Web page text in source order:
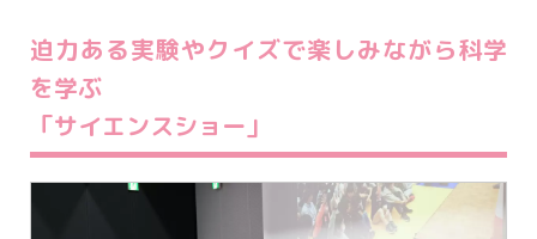
迫力ある実験やクイズで楽しみながら科学
を学ぶ
「サイエンスショー」